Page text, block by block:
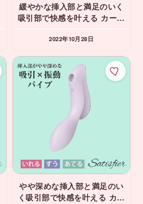
緩やかな挿入部と満足のいく
吸引部で快感を叶える カーヴ
ィスファイヤー Satisfyer 吸
2022年10月28日
やや深めな挿入部と満足のい
く吸引部で快感を叶える カー